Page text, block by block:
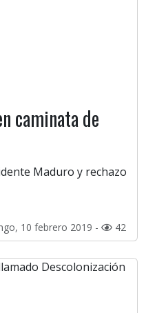
caminata de
Maduro y rechazo
10 febrero 2019 - 42